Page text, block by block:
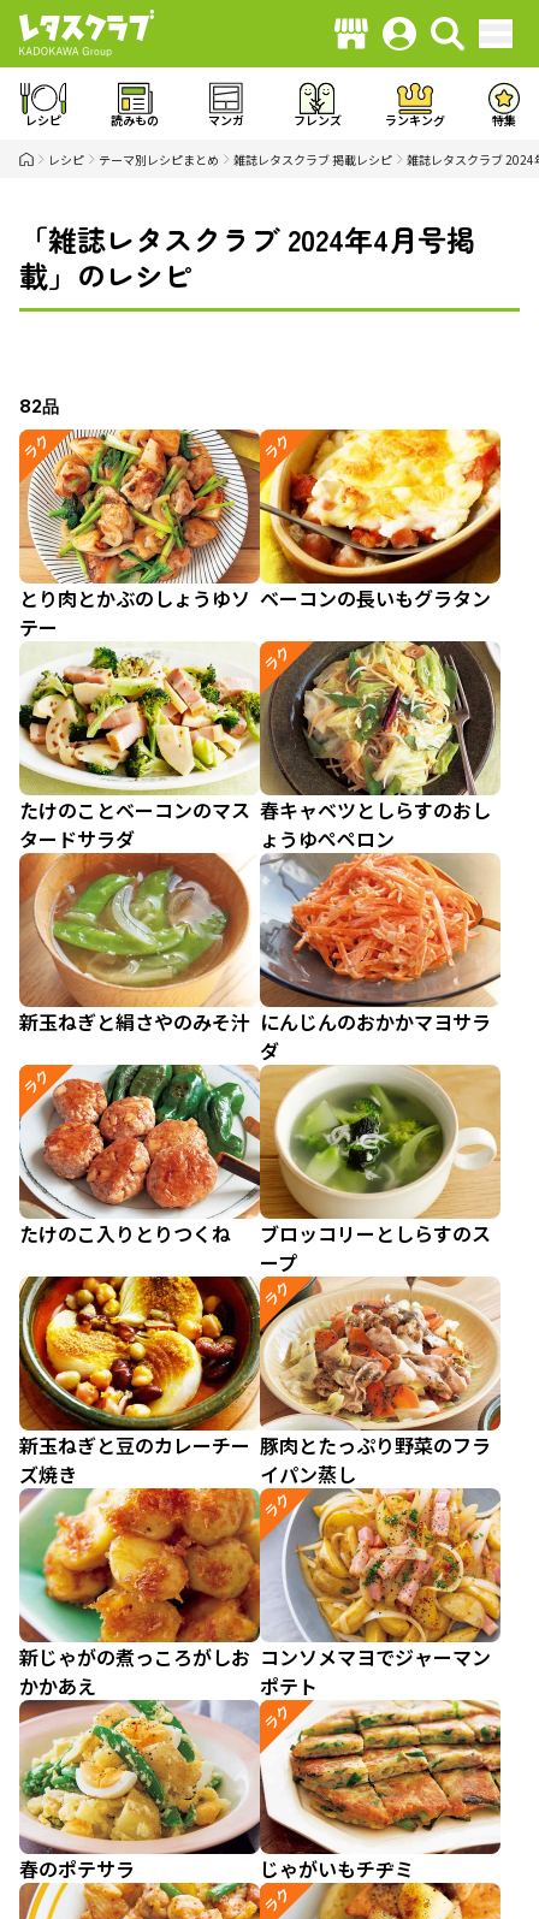
レシピ 読みもの マンガ フレンズ ランキング 特集
レシピ テーマ別レシピまとめ 雑誌レタスクラブ 掲載レシピ 雑誌レタスクラブ 2024
「雑誌レタスクラブ 2024年4月号掲
載」のレシピ
82品
ラク
とり肉とかぶのしょうゆソ
テー
ラク
ベーコンの長いもグラタン
たけのことベーコンのマス
タードサラダ
ラク
春キャベツとしらすのおし
ょうゆぺペロン
新玉ねぎと絹さやのみそ汁 にんじんのおかかマヨサラ
ダ
ラク
たけのこ入りとりつくね
ブロッコリーとしらすのス
ープ
新玉ねぎと豆のカレーチー
ズ焼き
ラク
豚肉とたっぷり野菜のフラ
イパン蒸し
新じゃがの煮っころがしお
かかあえ
ラク
コンソメマヨでジャーマン
ポテト
春のポテサラ
ラク
じゃがいもチヂミ
ラク